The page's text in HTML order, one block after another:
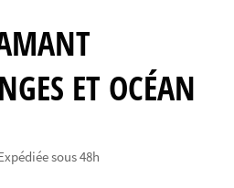
ET OCÉAN
sous 48h